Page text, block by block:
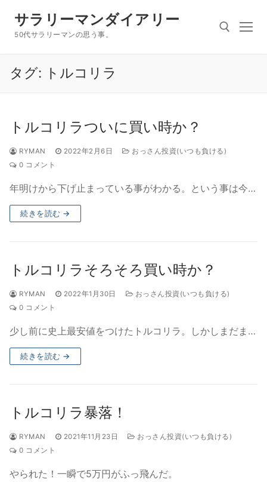
サラリーマンダイアリー
50代サラリーマンの思う事。
タグ: トルコリラ
トルコリラついに買い時か？
RYMAN 2022年2月6日
おっさん投資(いつも負ける)
0 コメント
年明けから下げ止まっている事がわかる。という事は今…
続きを読む →
トルコリラそろそろ買い時か？
RYMAN 2022年1月30日
おっさん投資(いつも負ける)
0 コメント
少し前に史上最安値をつけたトルコリラ。しかしまだま…
続きを読む →
トルコリラ暴落！
RYMAN 2021年11月23日
おっさん投資(いつも負ける)
0 コメント
やられた！一瞬で5万円がふっ飛んだ。